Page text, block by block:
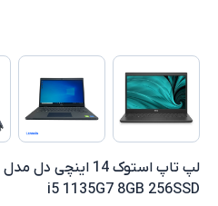
i5 1135G7 8GB 256SSD